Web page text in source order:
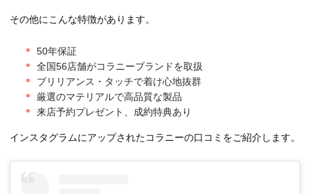
その他にこんな特徴があります。
50年保証
全国56店舗がコラニーブランドを取扱
ブリリアンス・タッチで着け心地抜群
厳選のマテリアルで高品質な製品
来店予約プレゼント、成約特典あり
インスタグラムにアップされたコラニーの口コミをご紹介します。